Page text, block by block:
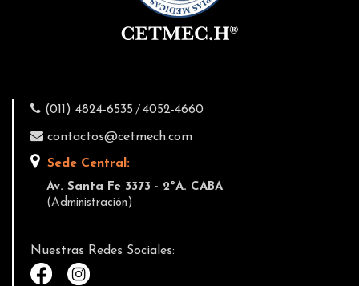
(011) 4824-6535 /4052-4660
contactos@cetmech.com
Sede Central:
Av. Santa Fe 3373 - 2ºA. CABA
(Administración)
Nuestras Redes Sociales: